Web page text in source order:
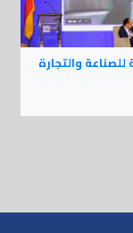
للصناعة والتجارة